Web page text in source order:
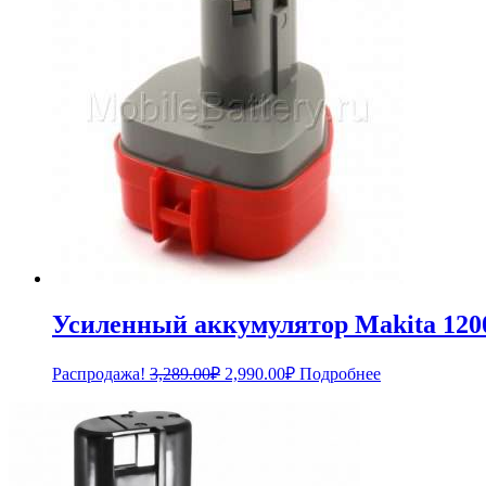
Усиленный аккумулятор Makita
Распродажа! 3,289.00₽ Первоначальная
2,990.00₽Текущая
цена:
Подробнее